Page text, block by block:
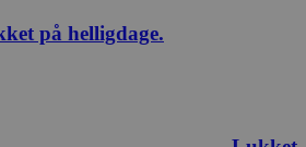
på helligdage.